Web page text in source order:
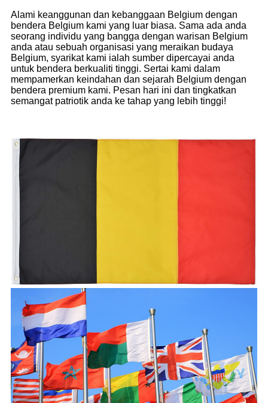
Alami keanggunan dan kebanggaan Belgium dengan
bendera Belgium kami yang luar biasa. Sama ada anda
seorang individu yang bangga dengan warisan Belgium
anda atau sebuah organisasi yang meraikan budaya
Belgium, syarikat kami ialah sumber dipercayai anda
untuk bendera berkualiti tinggi. Sertai kami dalam
mempamerkan keindahan dan sejarah Belgium dengan
bendera premium kami. Pesan hari ini dan tingkatkan
semangat patriotik anda ke tahap yang lebih tinggi!